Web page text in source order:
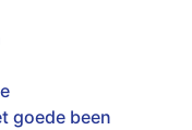
goede been